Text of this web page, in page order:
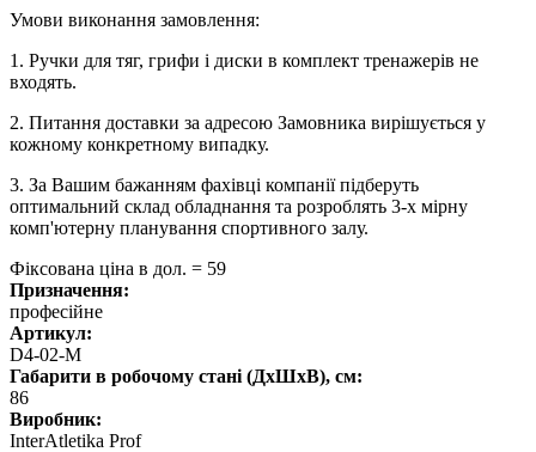
Умови виконання замовлення:
1. Ручки для тяг, грифи і диски в комплект тренажерів не
входять.
2. Питання доставки за адресою Замовника вирішується у
кожному конкретному випадку.
3. За Вашим бажанням фахівці компанії підберуть
оптимальний склад обладнання та розроблять 3-х мірну
комп'ютерну планування спортивного залу.
Фіксована ціна в дол. = 59
Призначення:
професійне
Артикул:
D4-02-M
Габарити в робочому стані (ДхШхВ), см:
86
Виробник:
InterAtletika Prof